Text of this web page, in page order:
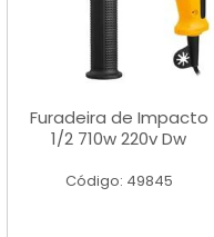
Furadeira de Impacto
1/2 710w 220v Dw
Código: 49845